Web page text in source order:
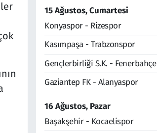
15 Ağustos, Cumartesi
Konyaspor - Rizespor
Kasımpaşa - Trabzonspor
Gençlerbirliği S.K. - Fenerbahçe
Gaziantep FK - Alanyaspor
16 Ağustos, Pazar
Başakşehir - Kocaelispor